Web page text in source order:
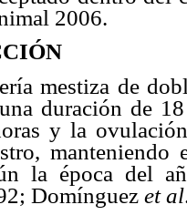
2006.
mestiza de
duración de
y la
manteniendo
la época del
Domínguez et al